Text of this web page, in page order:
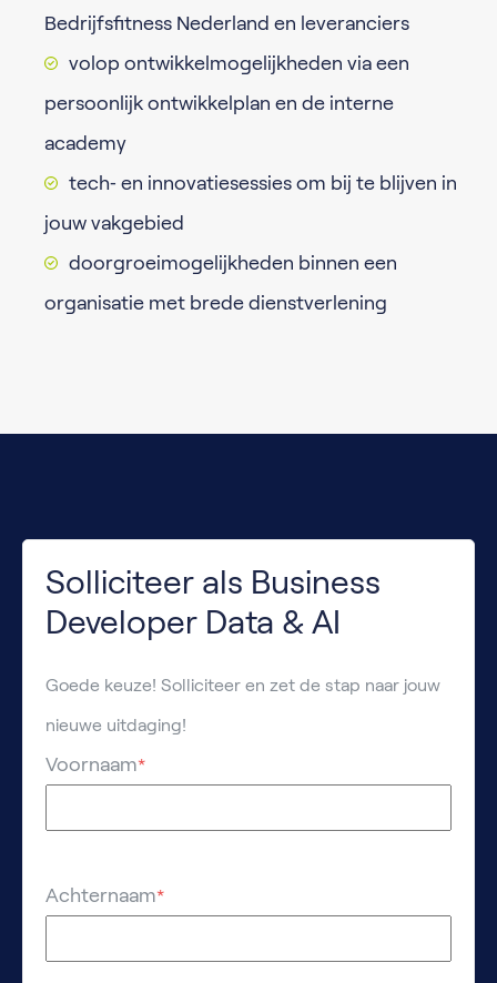
Bedrijfsfitness Nederland en leveranciers
volop ontwikkelmogelijkheden via een
persoonlijk ontwikkelplan en de interne
academy
tech‑ en innovatiesessies om bij te blijven in
jouw vakgebied
doorgroeimogelijkheden binnen een
organisatie met brede dienstverlening
Solliciteer als Business
Developer Data & AI
Goede keuze! Solliciteer en zet de stap naar jouw
nieuwe uitdaging!
Voornaam*
Achternaam*